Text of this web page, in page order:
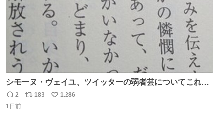
シモーヌ・ヴェイユ、ツイッターの弱者芸についてこれ以
上なく鋭く分析していて本当に凄い。俺辞めちゃうかもイ
ンターネット。これ読み終わったら
返
信
2
リ
183
い
1,286
1日前